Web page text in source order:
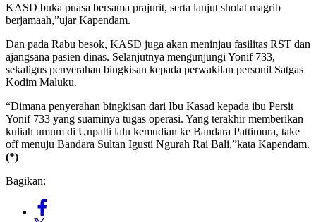
KASD buka puasa bersama prajurit, serta lanjut sholat magrib
berjamaah,”ujar Kapendam.
Dan pada Rabu besok, KASD juga akan meninjau fasilitas RST dan
ajangsana pasien dinas. Selanjutnya mengunjungi Yonif 733,
sekaligus penyerahan bingkisan kepada perwakilan personil Satgas
Kodim Maluku.
“Dimana penyerahan bingkisan dari Ibu Kasad kepada ibu Persit
Yonif 733 yang suaminya tugas operasi. Yang terakhir memberikan
kuliah umum di Unpatti lalu kemudian ke Bandara Pattimura, take
off menuju Bandara Sultan Igusti Ngurah Rai Bali,”kata Kapendam.
(*)
Bagikan: